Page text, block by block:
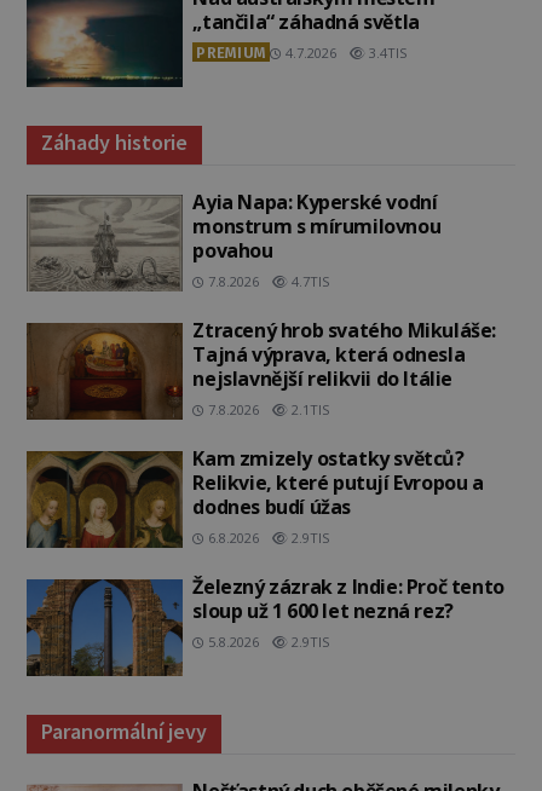
„tančila“ záhadná světla
PREMIUM 4.7.2026 3.4TIS
Záhady historie
Ayia Napa: Kyperské vodní
monstrum s mírumilovnou
povahou
7.8.2026 4.7TIS
Ztracený hrob svatého Mikuláše:
Tajná výprava, která odnesla
nejslavnější relikvii do Itálie
7.8.2026 2.1TIS
Kam zmizely ostatky světců?
Relikvie, které putují Evropou a
dodnes budí úžas
6.8.2026 2.9TIS
Železný zázrak z Indie: Proč tento
sloup už 1 600 let nezná rez?
5.8.2026 2.9TIS
Paranormální jevy